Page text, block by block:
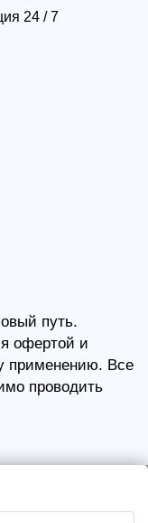
24 / 7
путь.
офертой и
применению. Все
проводить